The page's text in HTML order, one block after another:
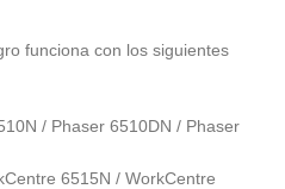
funciona con los siguientes
/ Phaser 6510DN / Phaser
6515N / WorkCentre